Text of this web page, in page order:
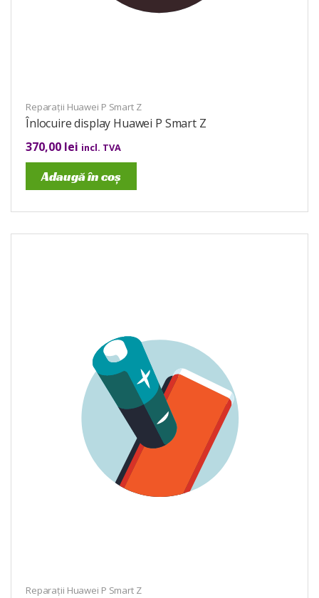
Reparații Huawei P Smart Z
Înlocuire display Huawei P Smart Z
370,00 lei incl. TVA
Adaugă în coș
Reparații Huawei P Smart Z